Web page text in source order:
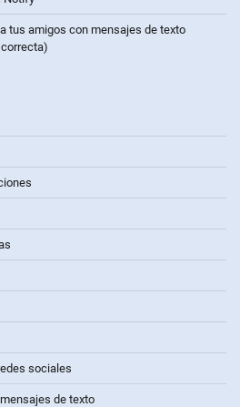
tus amigos con mensajes de texto
sociales
de texto